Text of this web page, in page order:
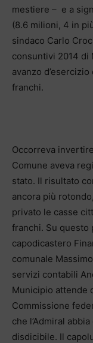
mestiere – e a
(8.6 milioni, 4 in
sindaco Carlo
consuntivi 2014 di
avanzo
franchi.
Occorreva
Comune aveva
stato. Il risultato
ancora più
privato le casse
franchi. Su questo
capodicastero
comunale
servizi contabili
Municipio attende
Commissione
che l’Admiral
disdicibile. Il